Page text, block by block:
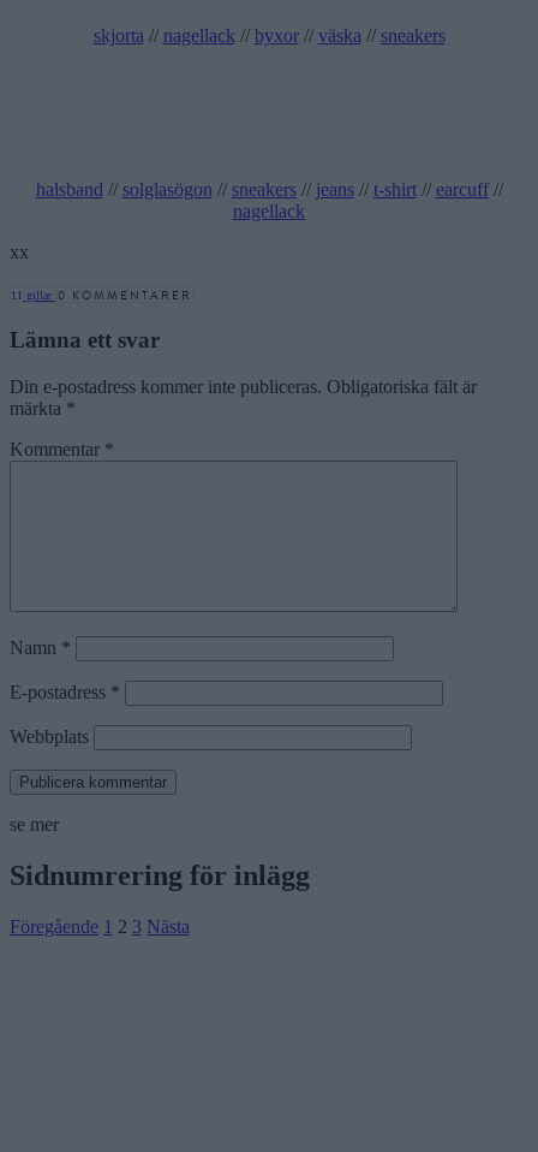
skjorta// nagellack// byxor// väska// sneakers
halsband // solglasögon // sneakers// jeans// t-shirt// earcuff//
nagellack
xx
11 gillar 0 KOMMENTARER
Lämna ett svar
Din e-postadress kommer inte publiceras. Obligatoriska fält är
märkta *
Kommentar *
Namn *
E-postadress *
Webbplats
se mer
Sidnumrering för inlägg
Föregående 1 2 3 Nästa